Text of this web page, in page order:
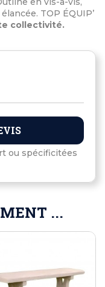
TOP ÉQUIP’
collectivité.
ou spécificitées
...